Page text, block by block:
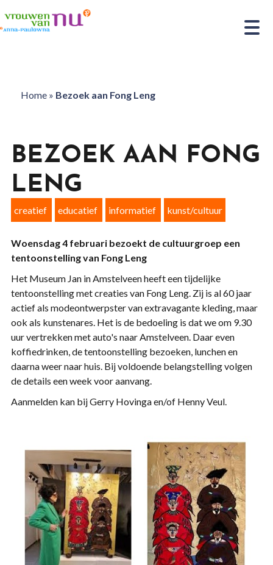
Home» Bezoek aan Fong Leng
BEZOEK AAN FONG
LENG
creatief educatief informatief kunst/cultuur
Woensdag 4 februari bezoekt de cultuurgroep een
tentoonstelling van Fong Leng
Het Museum Jan in Amstelveen heeft een tijdelijke
tentoonstelling met creaties van Fong Leng. Zij is al 60 jaar
actief als modeontwerpster van extravagante kleding, maar
ook als kunstenares. Het is de bedoeling is dat we om 9.30
uur vertrekken met auto's naar Amstelveen. Daar even
koffiedrinken, de tentoonstelling bezoeken, lunchen en
daarna weer naar huis. Bij voldoende belangstelling volgen
de details een week voor aanvang.
Aanmelden kan bij Gerry Hovinga en/of Henny Veul.